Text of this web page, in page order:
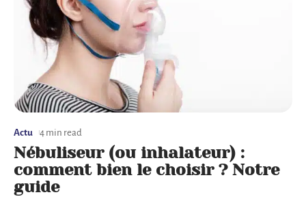
Actu 4 min read
Nébuliseur (ou inhalateur) :
comment bien le choisir ? Notre
guide